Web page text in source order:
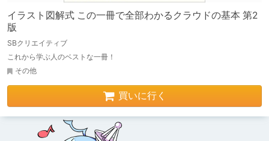
イラスト図解式 この一冊で全部わかるクラウドの基本 第2
版
SBクリエイティブ
これから学ぶ人のベストな一冊！
その他
買いに行く